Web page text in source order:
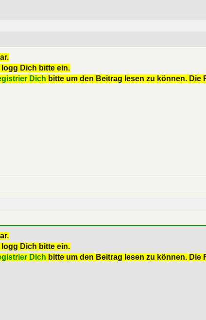
Dich bitte ein.
Dich bitte um den Beitrag lesen zu können.
Dich bitte ein.
Dich bitte um den Beitrag lesen zu können.